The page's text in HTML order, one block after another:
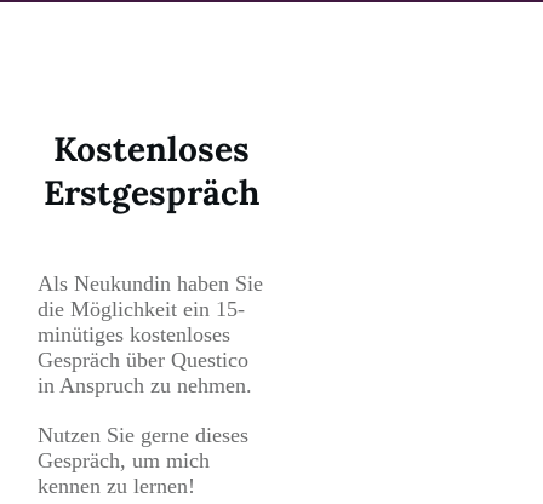
Kostenloses
Erstgespräch
Als Neukundin haben Sie
die Möglichkeit ein 15-
minütiges kostenloses
Gespräch über Questico
in Anspruch zu nehmen.
Nutzen Sie gerne dieses
Gespräch, um mich
kennen zu lernen!